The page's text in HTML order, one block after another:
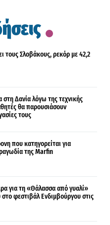
τους Σλοβάκους, ρεκόρ με 42,2
στη Δανία λόγω της τεχνικής
θα παρουσιάσουν
τους
που κατηγορείται για
της Marfin
για τη «Θάλασσα από γυαλί»
στο φεστιβάλ Ενδιμβούργου στις